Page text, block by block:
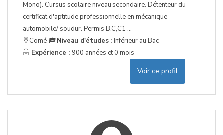
Mono). Cursus scolaire niveau secondaire. Détenteur du
certificat d'aptitude professionnelle en mécanique
automobile/ soudur. Permis B,C,C1 ...
Comé
Niveau d'études : Inférieur au Bac
Expérience : 900 années et 0 mois
Voir ce profil